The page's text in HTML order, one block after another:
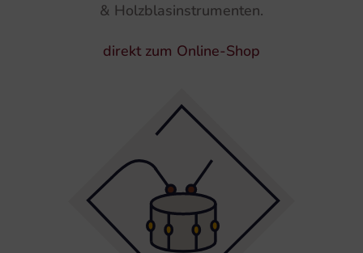
& Holzblasinstrumenten.
direkt zum Online-Shop